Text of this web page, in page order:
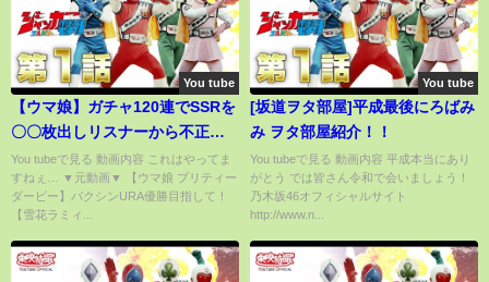
You tube
【ウマ娘】ガチャ120連でSSRを
〇〇枚出しリスナーから不正を
疑われるラミィちゃん【ホロラ
イブ切り抜き】
You tubeで見る 動画内容 これはやってま
すねぇ… ▼元動画▼ 【ウマ娘 プリティー
ダービー】バクシンURA優勝目指して！
【雪花ラミィ...
You tube
[坂道ヲタ部屋]平成最後にろばみ
み ヲタ部屋紹介！！
You tubeで見る 動画内容 平成本当にあり
がとう では皆さん令和で会いましょう！
乃木坂46オフィシャルサイト
http://www.n...